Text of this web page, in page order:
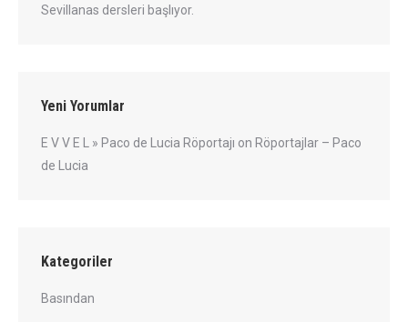
Sevillanas dersleri başlıyor.
Yeni Yorumlar
E V V E L » Paco de Lucia Röportajı on Röportajlar – Paco
de Lucia
Kategoriler
Basından